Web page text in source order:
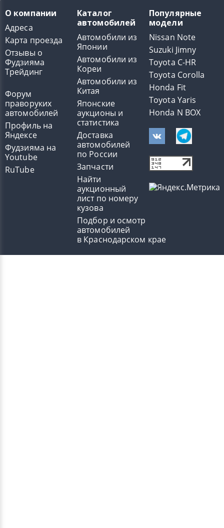
О компании
Адреса
Карта проезда
Отзывы о
Фудзияма
Трейдинг
Форум
праворуких
автомобилей
Профиль на
Яндексе
Фудзияма на
Youtube
RuTube
Каталог
автомобилей
Автомобили из
Японии
Автомобили из
Кореи
Автомобили из
Китая
Японские
аукционы и
статистика
Доставка
автомобилей
по России
Запчасти
Найти
аукционный
лист по номеру
кузова
Подбор и осмотр
автомобилей
в Краснодарском крае
Популярные
модели
Nissan Note
Suzuki Jimny
Toyota C-HR
Toyota Corolla
Honda Fit
Toyota Yaris
Honda N BOX